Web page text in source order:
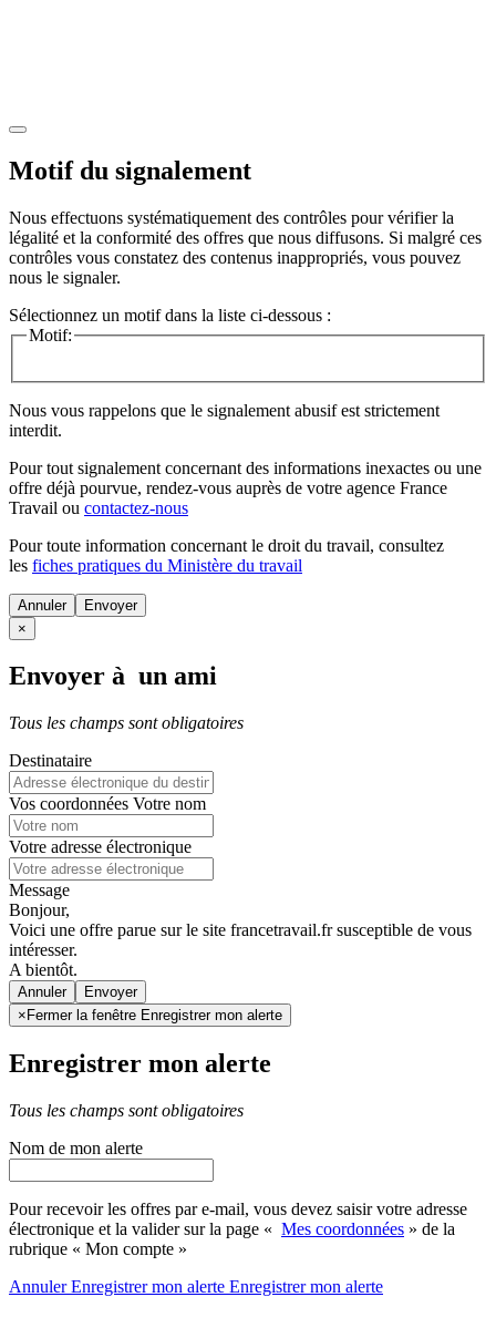
Motif du signalement
Nous effectuons systématiquement des contrôles pour vérifier la
légalité et la conformité des offres que nous diffusons. Si malgré ces
contrôles vous constatez des contenus inappropriés, vous pouvez
nous le signaler.
Sélectionnez un motif dans la liste ci-dessous :
Motif:
Nous vous rappelons que le signalement abusif est strictement
interdit.
Pour tout signalement concernant des informations inexactes ou une
offre déjà pourvue, rendez-vous auprès de votre agence France
Travail ou contactez-nous
Pour toute information concernant le droit du travail, consultez
les fiches pratiques du Ministère du travail
Annuler
×
Envoyer à un ami
Tous les champs sont obligatoires
Destinataire
Vos coordonnées Votre nom
Votre adresse électronique
Message
Bonjour,
Voici une offre parue sur le site francetravail.fr susceptible de vous
intéresser.
A bientôt.
Annuler
× Fermer la fenêtre Enregistrer mon alerte
Enregistrer mon alerte
Tous les champs sont obligatoires
Nom de mon alerte
Pour recevoir les offres par e-mail, vous devez saisir votre adresse
électronique et la valider sur la page « Mes coordonnées » de la
rubrique « Mon compte »
AnnulerEnregistrer mon alerte Enregistrermon alerte